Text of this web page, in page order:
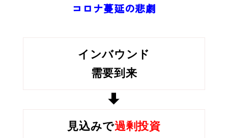
コロナ蔓延の悲劇
インバウンド
需要到来
見込みで過剰投資